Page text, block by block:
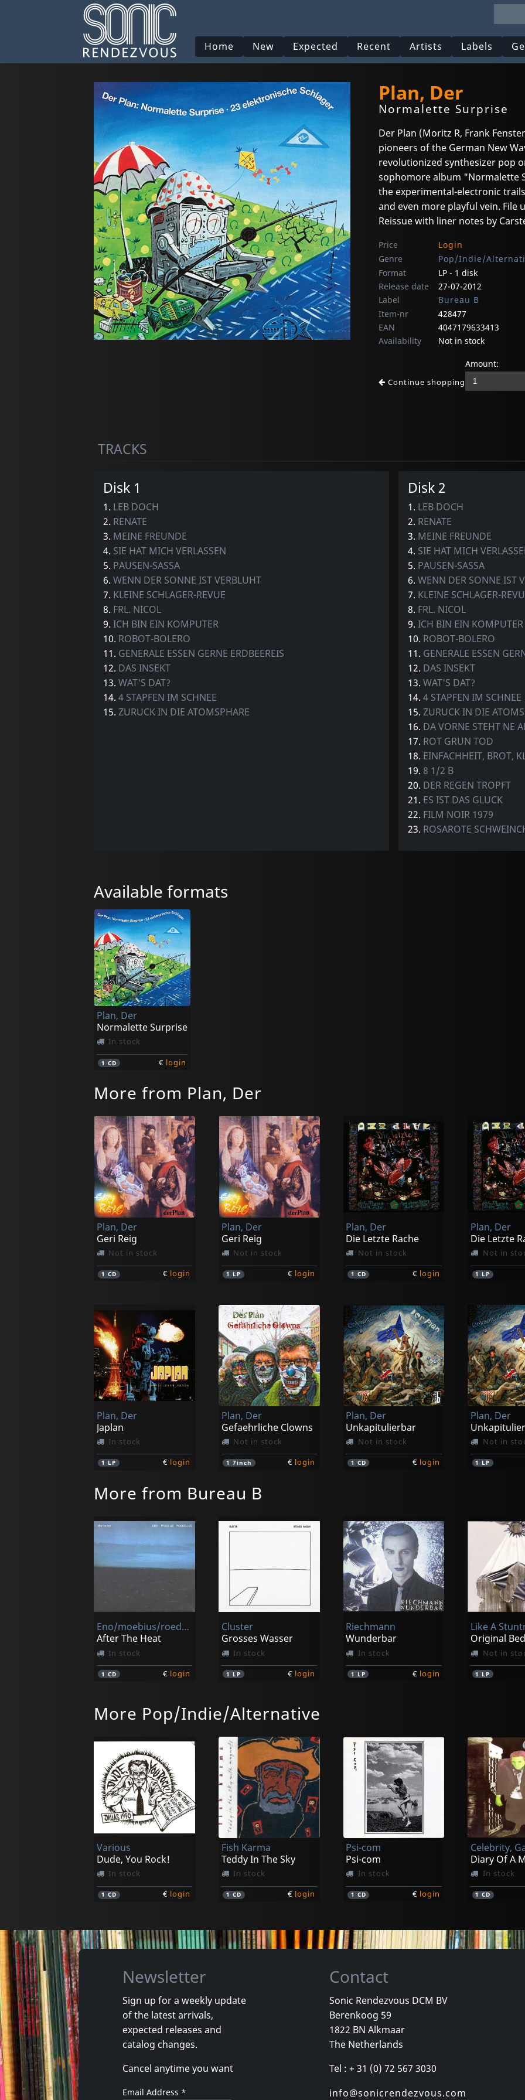
Home New Expected Recent Artists Labels
Plan, Der
Normalette Surprise
Der Plan (Moritz R, Frank
pioneers of the German New
revolutionized synthesizer pop
sophomore album "Normalette
the experimental-electronic
and even more playful vein.
Reissue with liner notes by
Price
Login
Genre
Pop/Indie/
Format
LP - 1 disk
Release date
27-07-2012
Label
Bureau B
Item-nr
428477
EAN
4047179633413
Availability
Not in stock
Continue shopping
Amount:
TRACKS
Disk 1
1. LEB DOCH
2. RENATE
3. MEINE FREUNDE
4. SIE HAT MICH VERLASSEN
5. PAUSEN-SASSA
6. WENN DER SONNE IST VERBLUHT
7. KLEINE SCHLAGER-REVUE
8. FRL. NICOL
9. ICH BIN EIN KOMPUTER
10. ROBOT-BOLERO
11. GENERALE ESSEN GERNE ERDBEEREIS
12. DAS INSEKT
13. WAT'S DAT?
14. 4 STAPFEN IM SCHNEE
15. ZURUCK IN DIE ATOMSPHARE
Disk 2
1. LEB DOCH
2. RENATE
3. MEINE FREUNDE
4. SIE HAT MICH
5. PAUSEN-SASSA
6. WENN DER SONNE IST
7. KLEINE SCHLAGER-
8. FRL. NICOL
9. ICH BIN EIN KOMPUTER
10. ROBOT-BOLERO
11. GENERALE ESSEN
12. DAS INSEKT
13. WAT'S DAT?
14. 4 STAPFEN IM SCHNEE
15. ZURUCK IN DIE
16. DA VORNE STEHT NE
17. ROT GRUN TOD
18. EINFACHHEIT, BROT,
19. 8 1/2 B
20. DER REGEN TROPFT
21. ES IST DAS GLUCK
22. FILM NOIR 1979
23. ROSAROTE
Available formats
Plan, Der
Normalette Surprise
In stock
1CD € login
More from Plan, Der
Plan, Der
Geri Reig
Not in stock
1CD € login
Plan, Der
Geri Reig
Not in stock
1 LP € login
Plan, Der
Die Letzte Rache
Not in stock
1 CD € login
Plan, Der
Die Letzte
Not in
1 LP
Plan, Der
Japlan
In stock
1 LP € login
Plan, Der
Gefaehrliche Clowns
Not in stock
1 7inch € login
Plan, Der
Unkapitulierbar
Not in stock
1 CD € login
Plan, Der
Not in
1 LP
More from Bureau B
Eno/moebius/roedelius
After The Heat
In stock
1CD € login
Cluster
Grosses Wasser
In stock
1 LP € login
Riechmann
Wunderbar
In stock
1 LP € login
Like A
Not in
1 LP
Eno/moebius/roedelius
After The Heat
In stock
1 LP
Moebius/plank/neumeier
Zero Set (black)
In stock
1LP
Cluster
Curiosum
In stock
1 LP
Cluster
Sowiesoso
In stock
1 LP
More Pop/Indie/Alternative
Various
Dude, You Rock!
In stock
1CD € login
Fish Karma
Teddy In The Sky
In stock
1 CD € login
Psi-com
Psi-com
In stock
1 CD € login
Celebrity,
Diary Of A
In stock
1CD
Gun Club, The
Danse Kalinda Boom
In stock
€login 17inch
Cradle Of Thorns
Feed Us
In stock
1CD €login
Newsletter
Sign up for a weekly update
of the latest arrivals,
expected releases and
catalog changes.
Cancel anytime you want
Email Address *
Contact
Sonic Rendezvous DCM BV
Berenkoog 59
1822 BN Alkmaar
The Netherlands
Tel : + 31 (0) 72 567 3030
info@sonicrendezvous.com